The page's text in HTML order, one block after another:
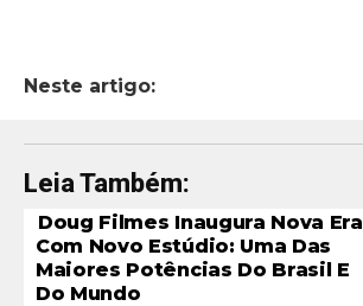
Neste artigo:
Leia Também:
Doug Filmes Inaugura Nova Era
Com Novo Estúdio: Uma Das
Maiores Potências Do Brasil E
Do Mundo